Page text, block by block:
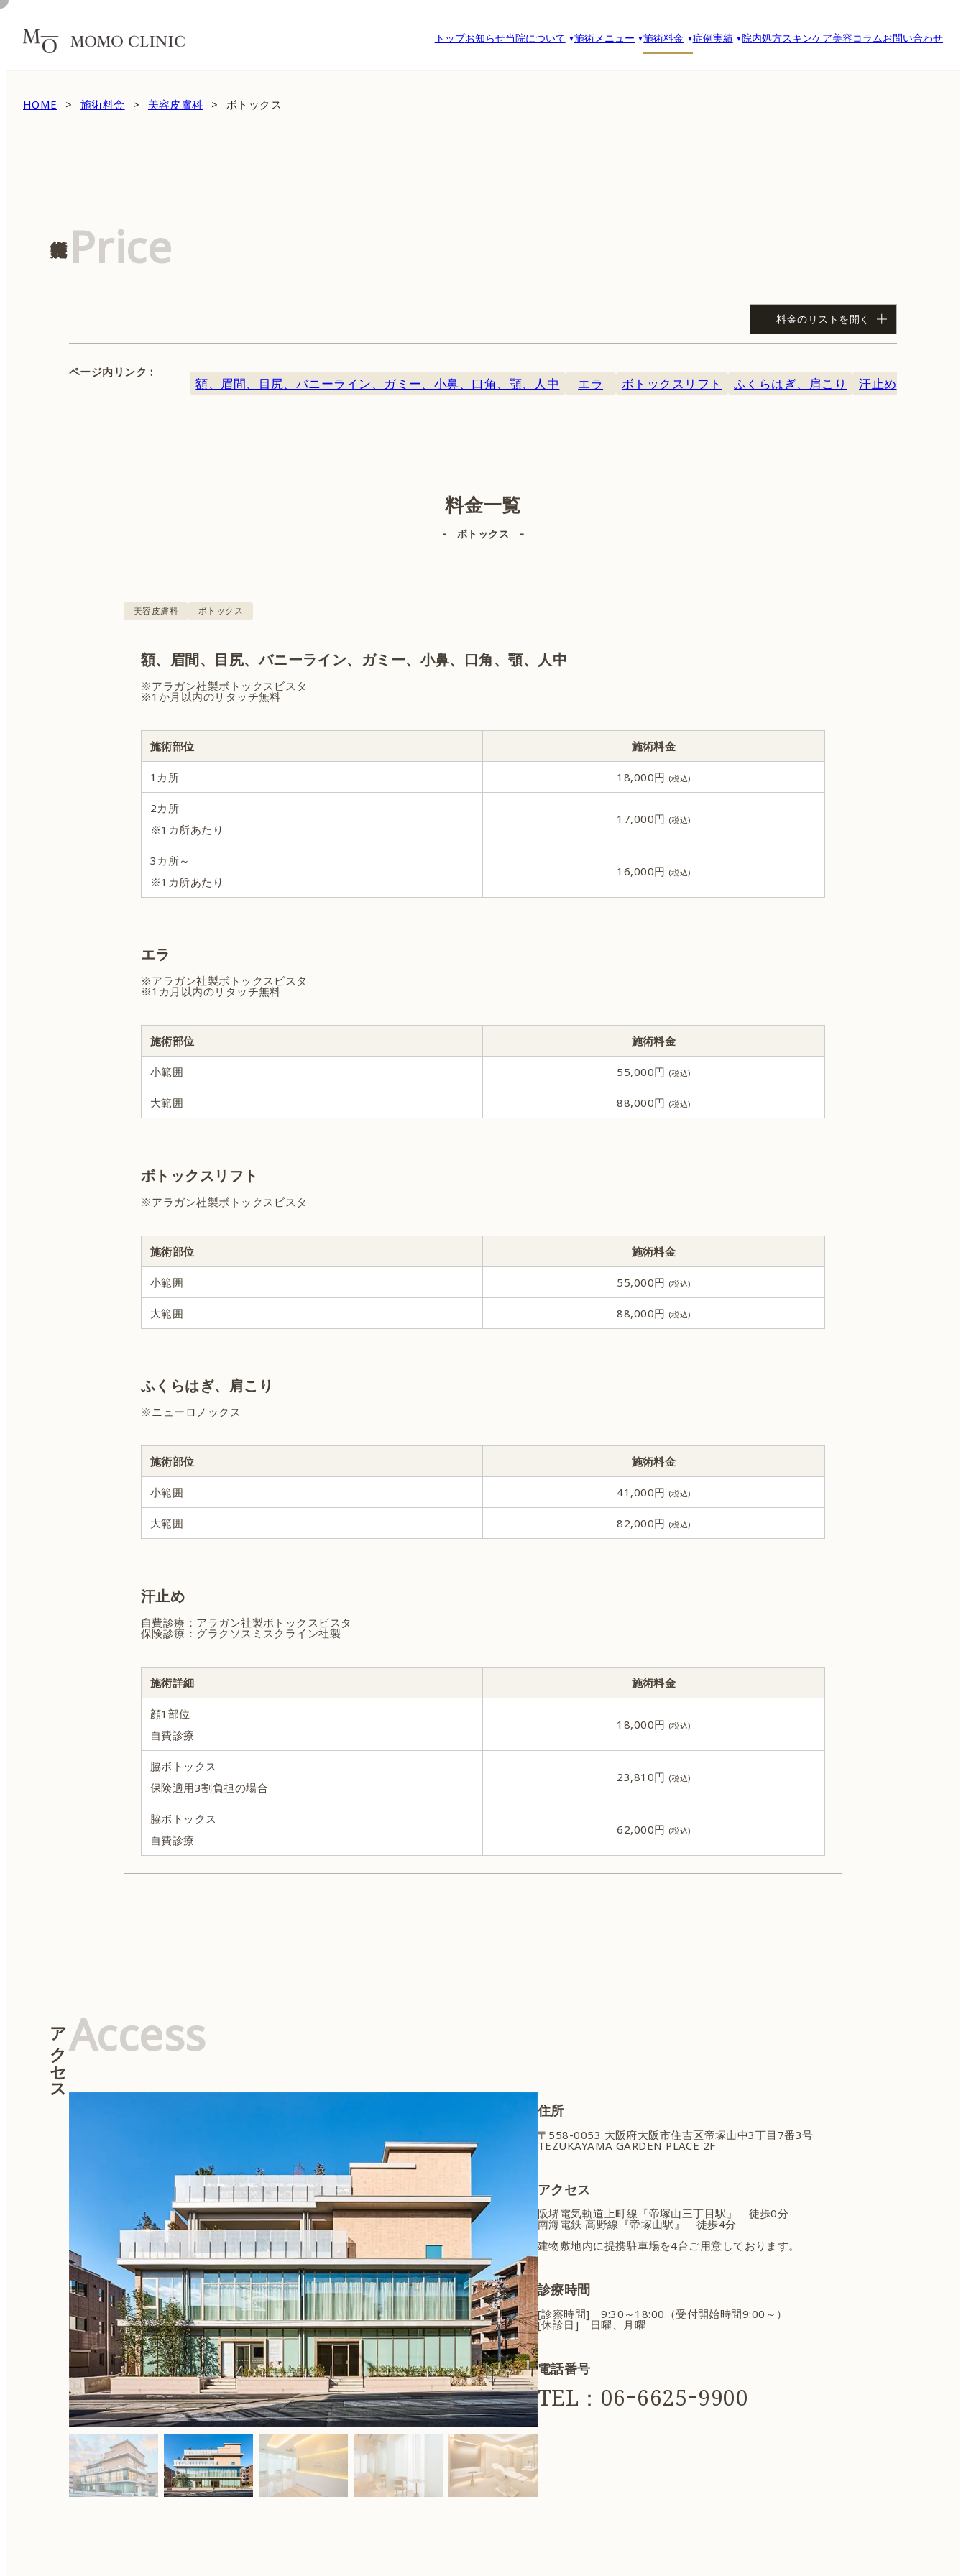
トップお知らせ当院について 施術メニュー 施術料金 症例実績 院内処方スキンケア美容コラムお問い合わせ
HOME 施術料金 美容皮膚科 ボトックス
Price
料金のリストを開く
カウンセリング無料 ※別途初診料3,300円（税込）、再診料1,500円（税込）が必要です。※後遺症外来に関しては、初診料5,500円（税込）、再診料3,300円（税
糸リフト ハイドラジェントル ピーリング
ダイエット・痩身
内服
ピアス
ページ内リンク :
額、眉間、目尻、バニーライン、ガミー、小鼻、口角、顎、人中 エラ ボトックスリフト ふくらはぎ、肩こり 汗止め
料金一覧
- ボトックス -
美容皮膚科 ボトックス
額、眉間、目尻、バニーライン、ガミー、小鼻、口角、顎、人中
※アラガン社製ボトックスビスタ
※1か月以内のリタッチ無料
施術部位 施術料金
1カ所 18,000円
2カ所
※1カ所あたり
17,000円
3カ所～
※1カ所あたり
16,000円
エラ
※アラガン社製ボトックスビスタ
※1カ月以内のリタッチ無料
施術部位 施術料金
小範囲 55,000円
大範囲 88,000円
ボトックスリフト
※アラガン社製ボトックスビスタ
施術部位 施術料金
小範囲 55,000円
大範囲 88,000円
ふくらはぎ、肩こり
※ニューロノックス
施術部位 施術料金
小範囲 41,000円
大範囲 82,000円
汗止め
自費診療：アラガン社製ボトックスビスタ
保険診療：グラクソスミスクライン社製
施術詳細 施術料金
顔1部位
自費診療
18,000円
脇ボトックス
保険適用3割負担の場合
23,810円
脇ボトックス
自費診療
62,000円
Access
アクセス
住所
〒558-0053 大阪府大阪市住吉区帝塚山中3丁目7番3号
TEZUKAYAMA GARDEN PLACE 2F
アクセス
阪堺電気軌道上町線『帝塚山三丁目駅』 徒歩0分
南海電鉄 高野線『帝塚山駅』 徒歩4分
建物敷地内に提携駐車場を4台ご用意しております。
診療時間
[診察時間] 9:30～18:00（受付開始時間9:00～）
[休診日] 日曜、月曜
電話番号
TEL：06ｰ6625ｰ9900